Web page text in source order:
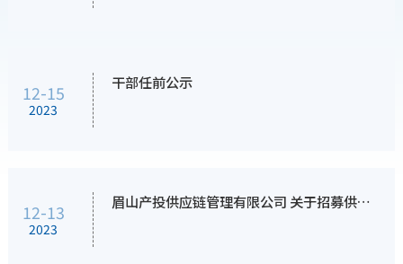
12-15
2023
干部任前公示
12-13
2023
眉山产投供应链管理有限公司 关于招募供应商的公告